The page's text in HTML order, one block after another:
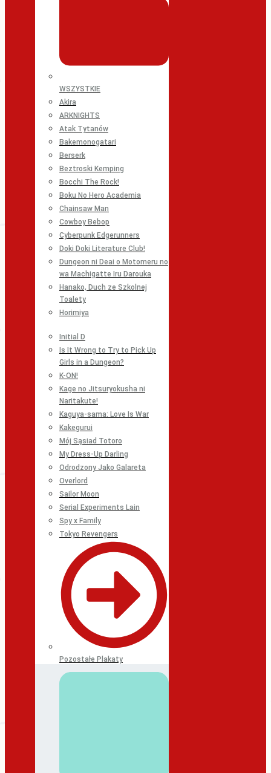
WSZYSTKIE
Akira
ARKNIGHTS
Atak Tytanów
Bakemonogatari
Berserk
Beztroski Kemping
Bocchi The Rock!
Boku No Hero Academia
Chainsaw Man
Cowboy Bebop
Cyberpunk Edgerunners
Doki Doki Literature Club!
Dungeon ni Deai o Motomeru no
wa Machigatte Iru Darouka
Hanako, Duch ze Szkolnej
Toalety
Horimiya
Initial D
Is It Wrong to Try to Pick Up
Girls in a Dungeon?
K-ON!
Kage no Jitsuryokusha ni
Naritakute!
Kaguya-sama: Love Is War
Kakegurui
Mój Sąsiad Totoro
My Dress-Up Darling
Odrodzony Jako Galareta
Overlord
Sailor Moon
Serial Experiments Lain
Spy x Family
Tokyo Revengers
Pozostałe Plakaty